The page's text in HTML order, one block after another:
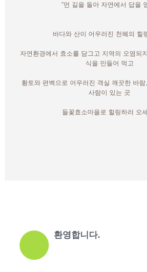
“먼 길을 돌아 자연에서 답을
바다와 산이 어우러진 천혜의 힐
자연환경에서 효소를 담그고 지역의 오염되
식을 만들어 먹고
황토와 편백으로 어우러진 객실 깨끗한 바
사람이 있는 곳
들꽃효소마을로 힐링하러 오
환영합니다.